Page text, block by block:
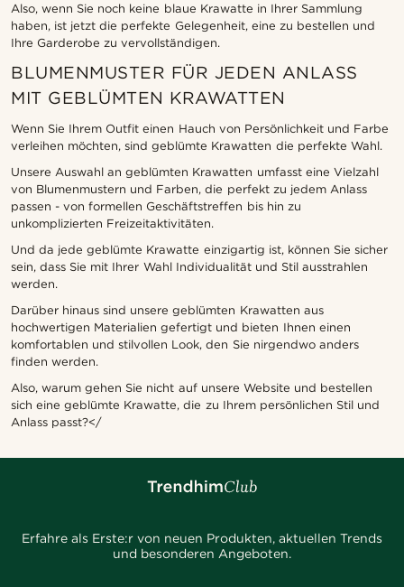
Also, wenn Sie noch keine blaue Krawatte in Ihrer Sammlung
haben, ist jetzt die perfekte Gelegenheit, eine zu bestellen und
Ihre Garderobe zu vervollständigen.
BLUMENMUSTER FÜR JEDEN ANLASS
MIT GEBLÜMTEN KRAWATTEN
Wenn Sie Ihrem Outfit einen Hauch von Persönlichkeit und Farbe
verleihen möchten, sind geblümte Krawatten die perfekte Wahl.
Unsere Auswahl an geblümten Krawatten umfasst eine Vielzahl
von Blumenmustern und Farben, die perfekt zu jedem Anlass
passen - von formellen Geschäftstreffen bis hin zu
unkomplizierten Freizeitaktivitäten.
Und da jede geblümte Krawatte einzigartig ist, können Sie sicher
sein, dass Sie mit Ihrer Wahl Individualität und Stil ausstrahlen
werden.
Darüber hinaus sind unsere geblümten Krawatten aus
hochwertigen Materialien gefertigt und bieten Ihnen einen
komfortablen und stilvollen Look, den Sie nirgendwo anders
finden werden.
Also, warum gehen Sie nicht auf unsere Website und bestellen
sich eine geblümte Krawatte, die zu Ihrem persönlichen Stil und
Anlass passt?</
Erfahre als Erste:r von neuen Produkten, aktuellen Trends
und besonderen Angeboten.